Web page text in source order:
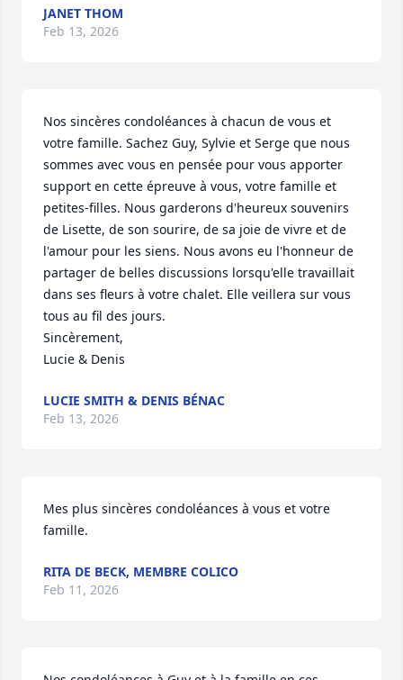
JANET THOM
Feb 13, 2026
Nos sincères condoléances à chacun de vous et
votre famille. Sachez Guy, Sylvie et Serge que nous
sommes avec vous en pensée pour vous apporter
support en cette épreuve à vous, votre famille et
petites-filles. Nous garderons d'heureux souvenirs
de Lisette, de son sourire, de sa joie de vivre et de
l'amour pour les siens. Nous avons eu l'honneur de
partager de belles discussions lorsqu'elle travaillait
dans ses fleurs à votre chalet. Elle veillera sur vous
tous au fil des jours.
Sincèrement,
Lucie & Denis
LUCIE SMITH & DENIS BÉNAC
Feb 13, 2026
Mes plus sincères condoléances à vous et votre
famille.
RITA DE BECK, MEMBRE COLICO
Feb 11, 2026